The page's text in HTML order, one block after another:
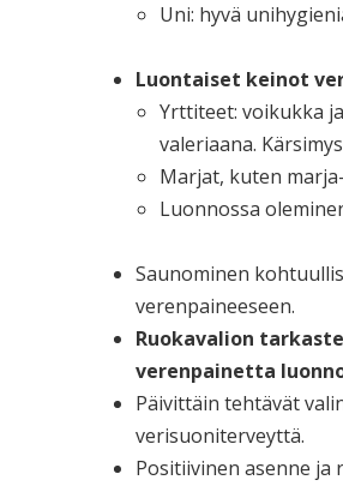
Uni: hyvä
Luontaiset keinot
Yrttiteet: voikukka
valeriaana.
Marjat, kuten
Luonnossa
Saunominen
verenpaineeseen.
Ruokavalion
verenpainetta
Päivittäin tehtävät
verisuoniterveyttä.
Positiivinen asenne